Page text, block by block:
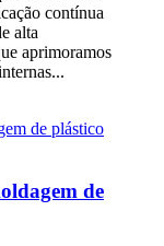
contínua
alta
aprimoramos
de